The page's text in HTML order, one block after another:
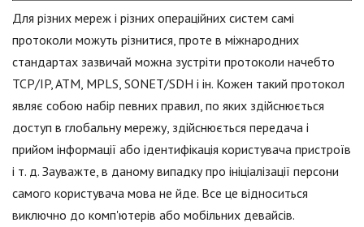
Для різних мереж і різних операційних систем самі
протоколи можуть різнитися, проте в міжнародних
стандартах зазвичай можна зустріти протоколи начебто
TCP/IP, ATM, MPLS, SONET/SDH і ін. Кожен такий протокол
являє собою набір певних правил, по яких здійснюється
доступ в глобальну мережу, здійснюється передача і
прийом інформації або ідентифікація користувача пристроїв
і т. д. Зауважте, в даному випадку про ініціалізації персони
самого користувача мова не йде. Все це відноситься
виключно до комп'ютерів або мобільних девайсів.